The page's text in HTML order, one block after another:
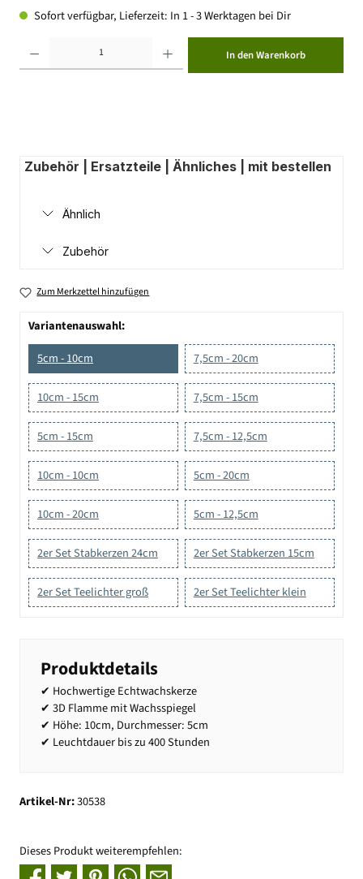
Sofort verfügbar, Lieferzeit: In 1 - 3 Werktagen bei Dir
In den Warenkorb
Zubehör | Ersatzteile | Ähnliches | mit bestellen
Ähnlich
Zubehör
Zum Merkzettel hinzufügen
Variantenauswahl:
5cm - 10cm
7,5cm - 20cm
10cm - 15cm 7,5cm - 15cm
5cm - 15cm 7,5cm - 12,5cm
10cm - 10cm 5cm - 20cm
10cm - 20cm 5cm - 12,5cm
2er Set Stabkerzen 24cm 2er Set Stabkerzen 15cm
2er Set Teelichter groß 2er Set Teelichter klein
Produktdetails
✔ Hochwertige Echtwachskerze
✔ 3D Flamme mit Wachsspiegel
✔ Höhe: 10cm, Durchmesser: 5cm
✔ Leuchtdauer bis zu 400 Stunden
Artikel-Nr:30538
Dieses Produkt weiterempfehlen: